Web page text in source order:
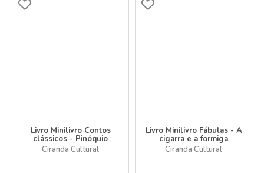
Livro Minilivro Contos
clássicos - Pinóquio
Ciranda Cultural
Livro Minilivro Fábulas - A
cigarra e a formiga
Ciranda Cultural